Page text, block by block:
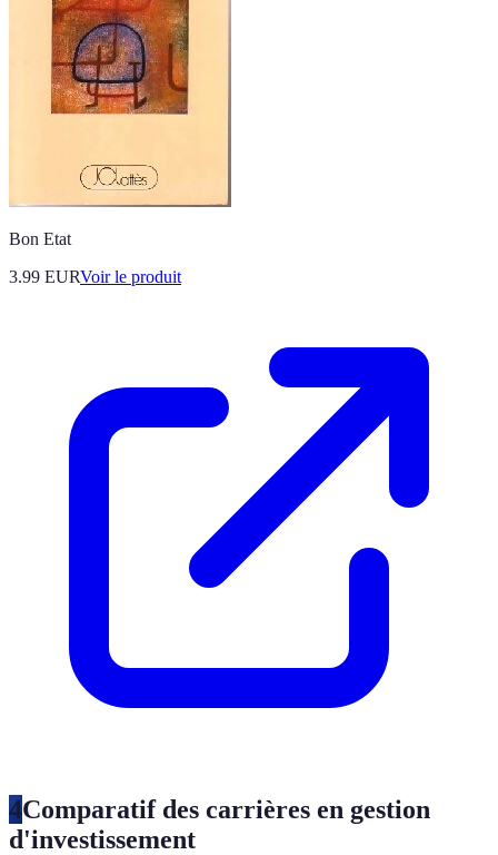
Bon Etat
3.99 EURVoir le produit
4Comparatif des carrières en gestion
d'investissement